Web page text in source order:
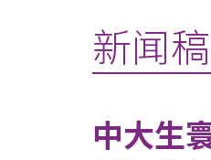
新闻稿
中大生